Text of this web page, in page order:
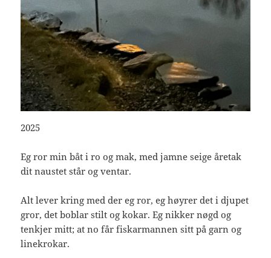
2025
Eg ror min båt i ro og mak, med jamne seige åretak
dit naustet står og ventar.
Alt lever kring med der eg ror, eg høyrer det i djupet
gror, det boblar stilt og kokar. Eg nikker nøgd og
tenkjer mitt; at no får fiskarmannen sitt på garn og
linekrokar.